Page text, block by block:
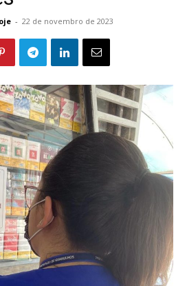
- 22 de novembro de 2023